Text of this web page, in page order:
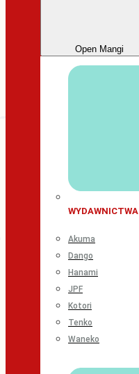
Open Mangi
WYDAWNICTWA
Akuma
Dango
Hanami
JPF
Kotori
Tenko
Waneko